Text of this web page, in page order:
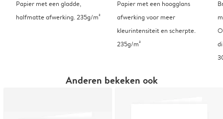
Papier met een gladde,
halfmatte afwerking. 235g/m²
Papier met een hoogglans
afwerking voor meer
kleurintensiteit en scherpte.
235g/m²
Anderen bekeken ook